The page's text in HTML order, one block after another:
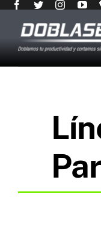
Skip
content
Lineas de
Nosotros